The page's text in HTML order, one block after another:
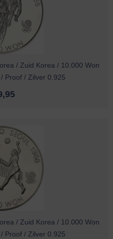
/ Zuid Korea / 10.000 Won
Proof / Zilver 0.925
/ Zuid Korea / 10.000 Won
Proof / Zilver 0.925